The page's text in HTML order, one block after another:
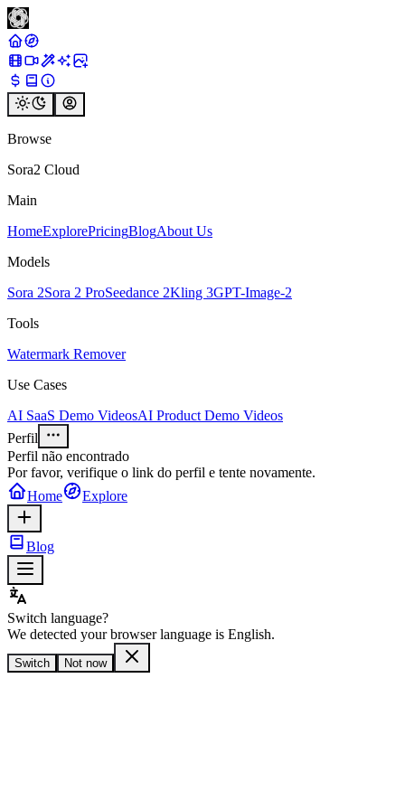
Browse
Sora2 Cloud
Main
HomeExplorePricingBlogAbout Us
Models
Sora 2Sora 2 ProSeedance 2Kling 3GPT-Image-2
Tools
Watermark Remover
Use Cases
AI SaaS Demo VideosAI Product Demo Videos
Perfil
Perfil não encontrado
Por favor, verifique o link do perfil e tente novamente.
Home
Explore
Blog
Switch language?
We detected your browser language is English.
Switch Not now